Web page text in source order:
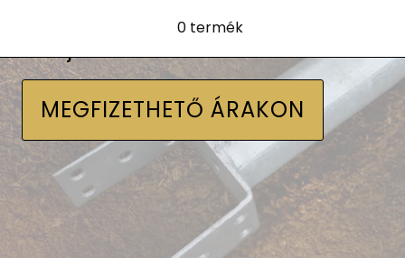
0 termék
MEGFIZETHETŐ ÁRAKON